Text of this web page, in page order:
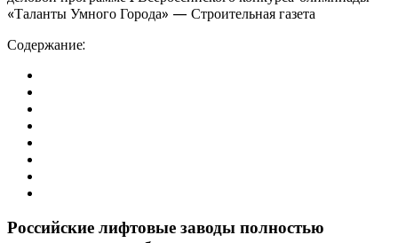
Содержание:
Российские лифтовые заводы полностью